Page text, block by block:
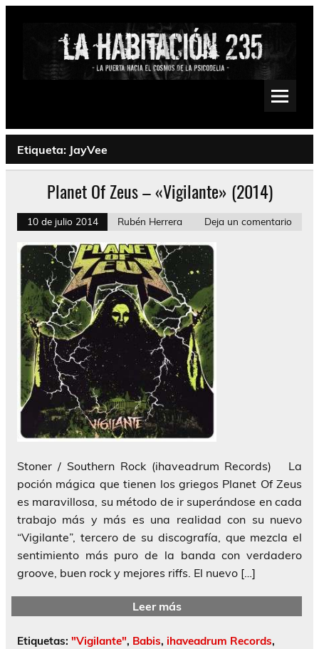
Saltar
Psychedelic, Stoner, Doom, Sludge, Fuzz, Space, Drone
Etiqueta: JayVee
Planet Of Zeus – «Vigilante» (2014)
10 de julio 2014 Rubén Herrera Deja un comentario
Stoner / Southern Rock (ihaveadrum Records) La
poción mágica que tienen los griegos Planet Of Zeus
es maravillosa, su método de ir superándose en cada
trabajo más y más es una realidad con su nuevo
“Vigilante”, tercero de su discografía, que mezcla el
sentimiento más puro de la banda con verdadero
groove, buen rock y mejores riffs. El nuevo […]
Leer más
Etiquetas: "Vigilante", Babis, ihaveadrum Records,